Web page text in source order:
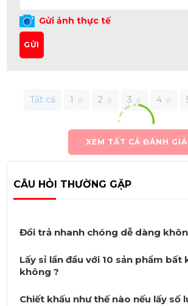
Gửi ảnh thực tế
GỬI
Tất cả 1 2 3 4
XEM TẤT CẢ ĐÁNH GIÁ
CÂU HỎI THƯỜNG GẶP
Đổi trả nhanh chóng dễ dàng
Lấy sỉ lần đầu với 10 sản phẩm bất
không ?
Chiết khấu như thế nào nếu lấy số